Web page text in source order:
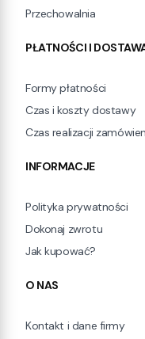
Przechowalnia
PŁATNOŚCI I
Formy płatności
Czas i koszty dostawy
Czas realizacji
INFORMACJE
Polityka prywatności
Dokonaj zwrotu
Jak kupować?
O NAS
Kontakt i dane firmy